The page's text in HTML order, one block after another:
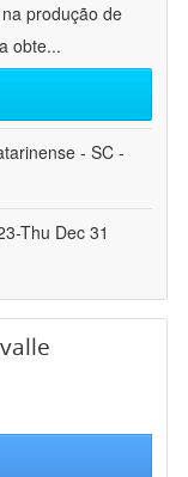
produção de
obte...
- SC -
Thu Dec 31